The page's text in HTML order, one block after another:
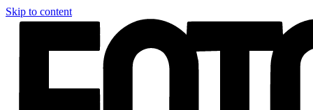
Skip to content